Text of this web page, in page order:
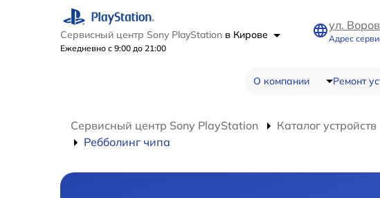
Сервисный центр Sony PlayStation в Кирове
Ежедневно с 9:00 до 21:00
ул.
Адрес
О компании Ремонт
Сервисный центр Sony PlayStation Каталог устройств
Ребболинг чипа